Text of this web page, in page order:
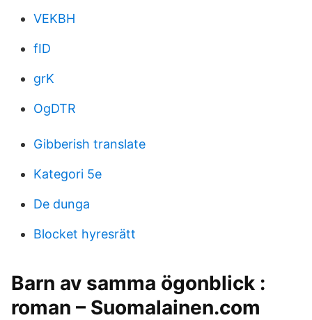
VEKBH
fID
grK
OgDTR
Gibberish translate
Kategori 5e
De dunga
Blocket hyresrätt
Barn av samma ögonblick :
roman – Suomalainen.com